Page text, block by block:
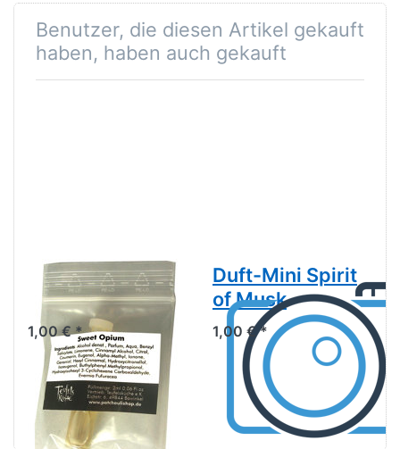
Benutzer, die diesen Artikel gekauft
haben, haben auch gekauft
Duft-Mini Sweet
Opium
1,00 € *
Duft-Mini Spirit
of Musk
1,00 € *